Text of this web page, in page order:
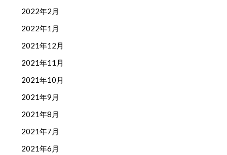
2022年2月
2022年1月
2021年12月
2021年11月
2021年10月
2021年9月
2021年8月
2021年7月
2021年6月